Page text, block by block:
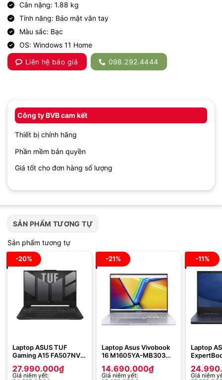
Cân nặng: 1.88 kg
Tính năng: Bảo mật vân tay
Màu sắc: Bạc
OS: Windows 11 Home
Liên hệ báo giá
098.292.4444
Công ty BVB cam kết
Thiết bị chính hãng
Phần mềm bản quyền
Giá tốt cho đơn hàng số lượng
SẢN PHẨM TƯƠNG TỰ
Sản phẩm tương tự
-20%
Laptop ASUS TUF
Gaming A15 FA507NV-
7735HS | 16GB | 1TB |
27.990.000₫
Giá niêm yết:
-21%
Laptop Asus Vivobook
16 M1605YA-MB303W
16GB | 512GB | AMD
14.690.000₫
Giá niêm yết:
-11%
Laptop
(Intel
Giá niêm